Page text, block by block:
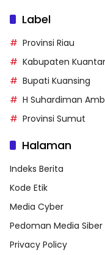
Label
Provinsi Riau
Kabupaten
Bupati Kuansing
H Suhardiman
Provinsi Sumut
Halaman
Indeks Berita
Kode Etik
Media Cyber
Pedoman Media Siber
Privacy Policy